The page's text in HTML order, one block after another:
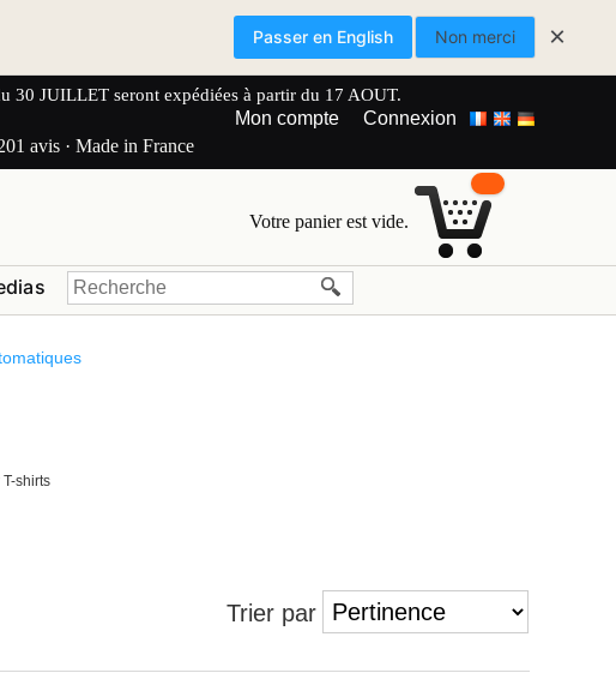
Passer en English Non merci ×
30 JUILLET seront expédiées à partir du 17 AOUT.
Mon compte
Connexion
avis · Made in France
Votre panier est vide.
shirts
Trier par